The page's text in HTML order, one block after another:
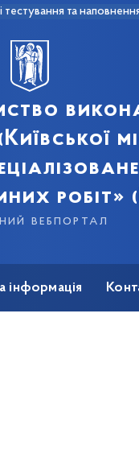
тестування та
вебпортал
інформація